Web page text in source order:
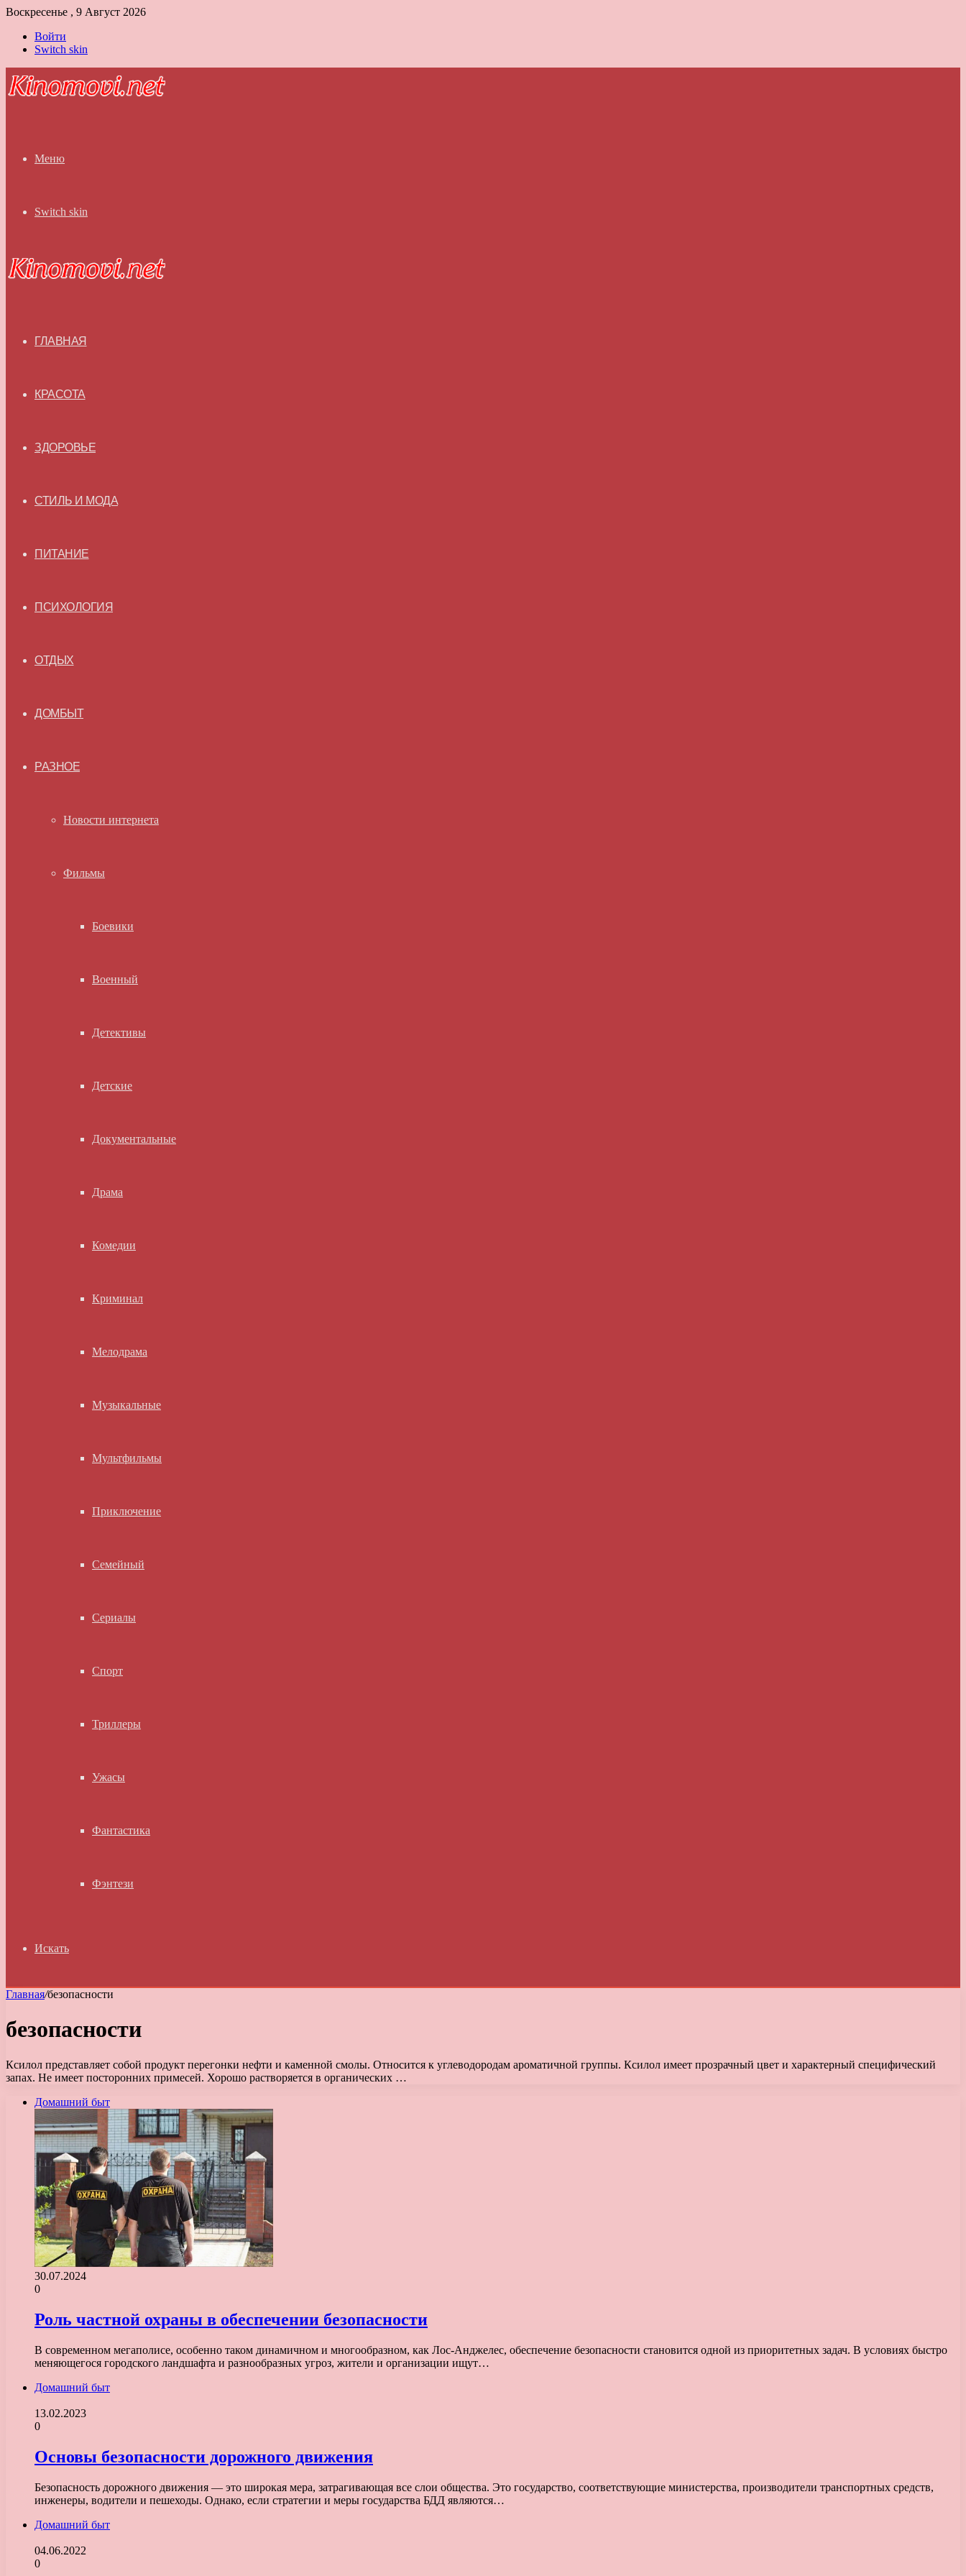
Воскресенье , 9 Август 2026
Войти
Switch skin
Меню
Switch skin
ГЛАВНАЯ
КРАСОТА
ЗДОРОВЬЕ
СТИЛЬ И МОДА
ПИТАНИЕ
ПСИХОЛОГИЯ
ОТДЫХ
ДОМБЫТ
РАЗНОЕ
Новости интернета
Фильмы
Боевики
Военный
Детективы
Детские
Документальные
Драма
Комедии
Криминал
Мелодрама
Музыкальные
Мультфильмы
Приключение
Семейный
Сериалы
Спорт
Триллеры
Ужасы
Фантастика
Фэнтези
Искать
Главная/безопасности
безопасности
Ксилол представляет собой продукт перегонки нефти и каменной смолы. Относится к углеводородам ароматичной группы. Ксилол имеет прозрачный цвет и характерный специфический
запах. Не имеет посторонних примесей. Хорошо растворяется в органических …
Домашний быт
30.07.2024
0
Роль частной охраны в обеспечении безопасности
В современном мегаполисе, особенно таком динамичном и многообразном, как Лос-Анджелес, обеспечение безопасности становится одной из приоритетных задач. В условиях быстро
меняющегося городского ландшафта и разнообразных угроз, жители и организации ищут…
Домашний быт
13.02.2023
0
Основы безопасности дорожного движения
Безопасность дорожного движения — это широкая мера, затрагивающая все слои общества. Это государство, соответствующие министерства, производители транспортных средств,
инженеры, водители и пешеходы. Однако, если стратегии и меры государства БДД являются…
Домашний быт
04.06.2022
0